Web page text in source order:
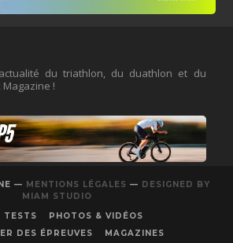
du triathlon, du duathlon et du
!
— MENTIONS LÉGALES — DESIGNED BY
MIAM STUDIO
TESTS
PHOTOS & VIDÉOS
DES ÉPREUVES
MAGAZINES